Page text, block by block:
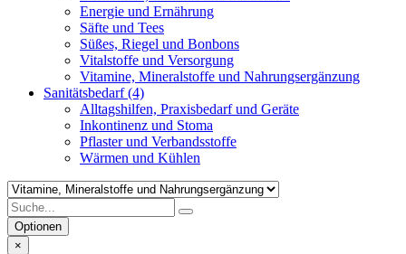
Energie und Ernährung
Säfte und Tees
Süßes, Riegel und Bonbons
Vitalstoffe und Versorgung
Vitamine, Mineralstoffe und Nahrungsergänzung
Sanitätsbedarf(4)
Alltagshilfen, Praxisbedarf und Geräte
Inkontinenz und Stoma
Pflaster und Verbandsstoffe
Wärmen und Kühlen
Optionen
×